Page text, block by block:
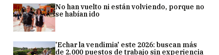
No han vuelto ni están volviendo, porque no
se habían ido
'Echar la vendimia' este 2026: buscan más
de 2.000 puestos de trabajo sin experiencia